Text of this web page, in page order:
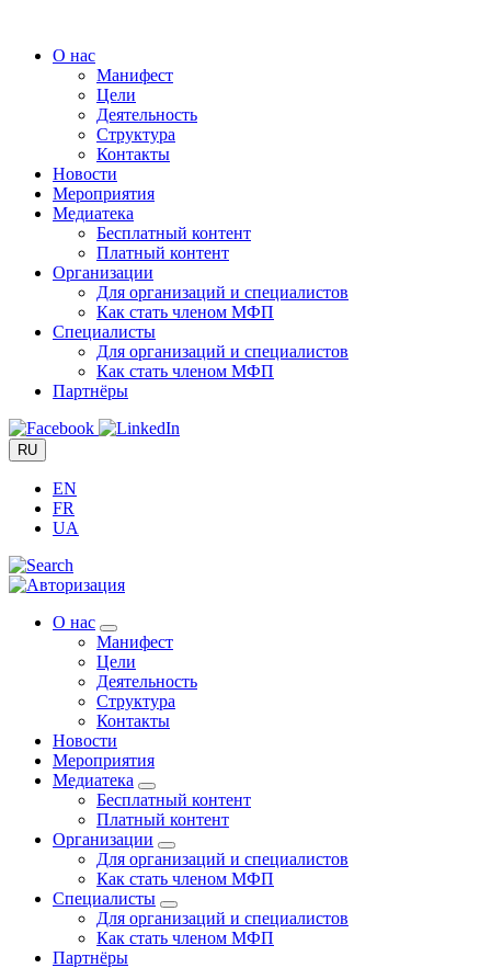
содержимому
О нас
Манифест
Цели
Деятельность
Структура
Контакты
Новости
Мероприятия
Медиатека
Бесплатный контент
Платный контент
Организации
Для организаций и специалистов
Как стать членом МФП
Специалисты
Для организаций и специалистов
Как стать членом МФП
Партнёры
RU
EN
FR
UA
О нас
Манифест
Цели
Деятельность
Структура
Контакты
Новости
Мероприятия
Медиатека
Бесплатный контент
Платный контент
Организации
Для организаций и специалистов
Как стать членом МФП
Специалисты
Для организаций и специалистов
Как стать членом МФП
Партнёры